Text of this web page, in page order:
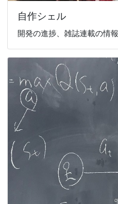
自作シェル
開発の進捗、雑誌連載の情報